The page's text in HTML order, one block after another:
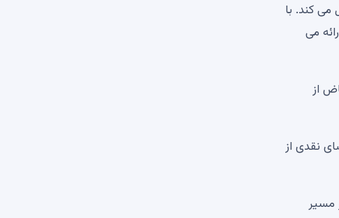
می کند. با
می
انقباض از
نقدی از
مسیر